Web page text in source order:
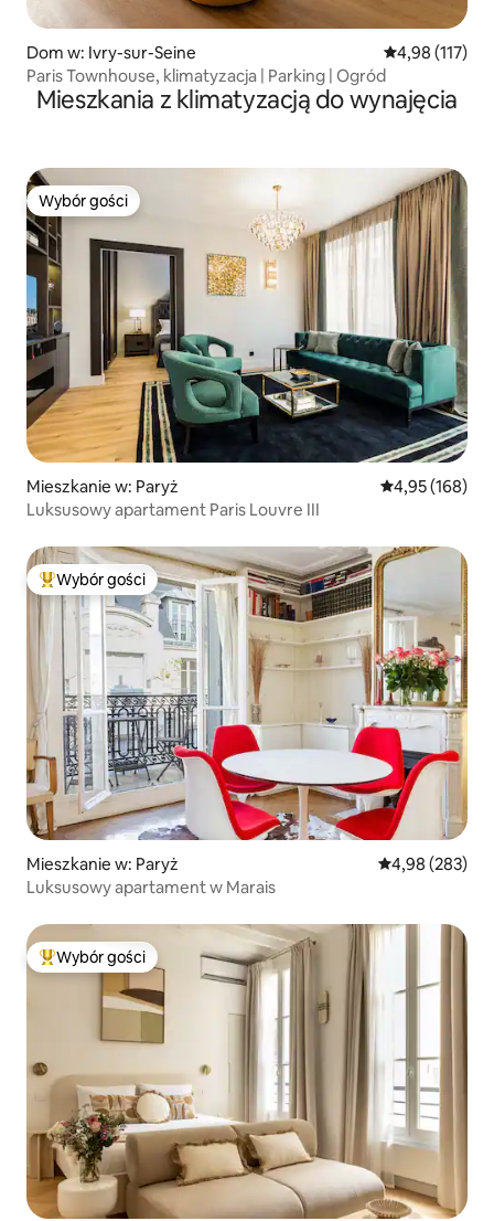
Dom w: Ivry-sur-Seine Średnia
4,98 (117)
Paris Townhouse, klimatyzacja | Parking | Ogród
Mieszkania z klimatyzacją do wynajęcia
Wybór gości
Wybór gości
Mieszkanie w: Paryż Średnia
4,95 (168)
Luksusowy apartament Paris Louvre III
Najpopularniejsze z kategorii Wybór gości
Wybór gości
Mieszkanie w: Paryż Średnia
4,98 (283)
Luksusowy apartament w Marais
Najpopularniejsze z kategorii Wybór gości
Wybór gości